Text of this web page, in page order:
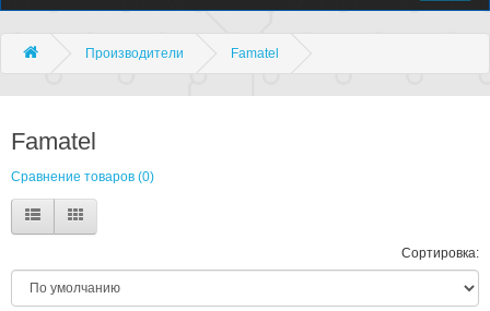
Производители Famatel
Famatel
Сравнение товаров (0)
Сортировка: